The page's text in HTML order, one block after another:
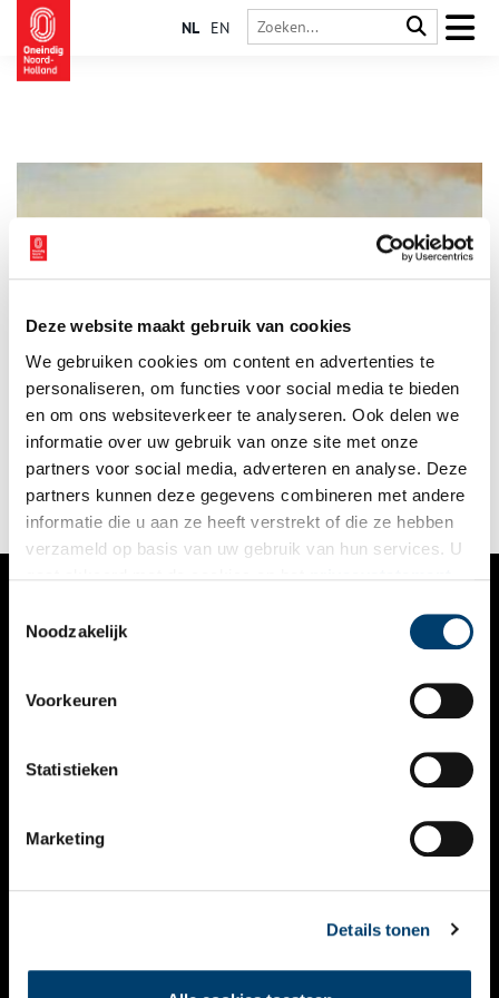
Deze website maakt gebruik van cookies
We gebruiken cookies om content en advertenties te
personaliseren, om functies voor social media te bieden
en om ons websiteverkeer te analyseren. Ook delen we
informatie over uw gebruik van onze site met onze
partners voor social media, adverteren en analyse. Deze
partners kunnen deze gegevens combineren met andere
informatie die u aan ze heeft verstrekt of die ze hebben
verzameld op basis van uw gebruik van hun services. U
Noodzakelijk
Voorkeuren
Statistieken
Marketing
Details tonen
NL EN
Zodra het water dichtvriest en het licht over het ijs strijkt,
ontstaat een wereld die kunstenaars al eeuwenlang fascineert.
Van druk ijsvermaak vol schaatsers tot verstilde vaarten:
Nederlandse schilders en tekenaars wisten als geen ander hoe
ze de winter moesten vastleggen. Vijf winterlandschappen
nemen je mee het ijs op: elk in een andere stijl, maar allemaal
even betoverend.
VERHALEN
KALENDER
THEMA’S
VIDEO’S
CONTACT